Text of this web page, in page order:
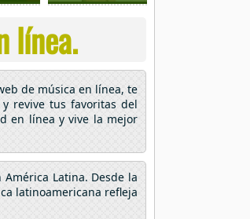
línea.
de música en línea, te
revive tus favoritas del
en línea y vive la mejor
Latina. Desde la
latinoamericana refleja